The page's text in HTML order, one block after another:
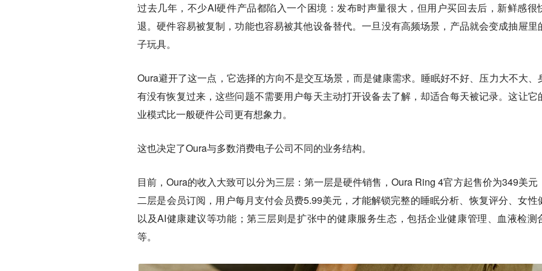
过去几年，不少AI硬件产品都陷入一个困境：发布时声量很大，但用户买回去后，新鲜感很
退。硬件容易被复制，功能也容易被其他设备替代。一旦没有高频场景，产品就会变成抽屉里
子玩具。
Oura避开了这一点，它选择的方向不是交互场景，而是健康需求。睡眠好不好、压力大不大、
有没有恢复过来，这些问题不需要用户每天主动打开设备去了解，却适合每天被记录。这让它
业模式比一般硬件公司更有想象力。
这也决定了Oura与多数消费电子公司不同的业务结构。
目前，Oura的收入大致可以分为三层：第一层是硬件销售，Oura Ring 4官方起售价为349美元
二层是会员订阅，用户每月支付会员费5.99美元，才能解锁完整的睡眠分析、恢复评分、女性
以及AI健康建议等功能；第三层则是扩张中的健康服务生态，包括企业健康管理、血液检测
等。